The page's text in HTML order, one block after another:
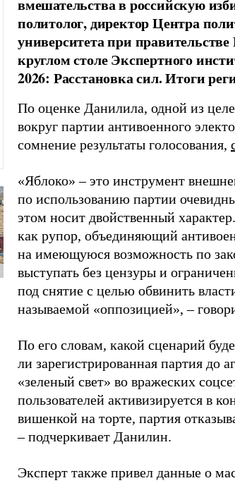
вмешательства в российскую
политолог, директор Центра
университета при
круглом столе Экспертного
2026: Расстановка сил. Итоги
По оценке Данилила, одной из
вокруг партии антивоенного
сомнение результаты голосования,
«Яблоко» – это инструмент
по использованию партии
этом носит двойственный
как рупор, объединяющий
на имеющуюся возможность по
выступать без цензуры и
под снятие с целью обвинить
называемой «оппозицией», –
По его словам, какой сценарий
ли зарегистрированная партия до
«зеленый свет» во вражеских
пользователей активизируется в
вишенкой на торте, партия
– подчеркивает Данилин.
Эксперт также привел данные о